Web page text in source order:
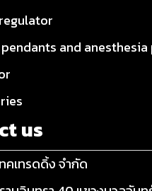
and
us
คเทรดดิ้ง จำกัด